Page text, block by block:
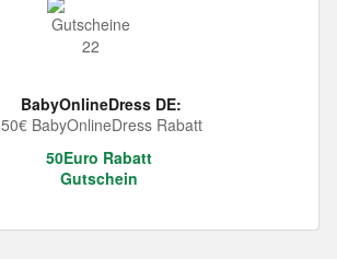
BabyOnlineDress DE:
50€ BabyOnlineDress Rabatt
50Euro Rabatt
Gutschein